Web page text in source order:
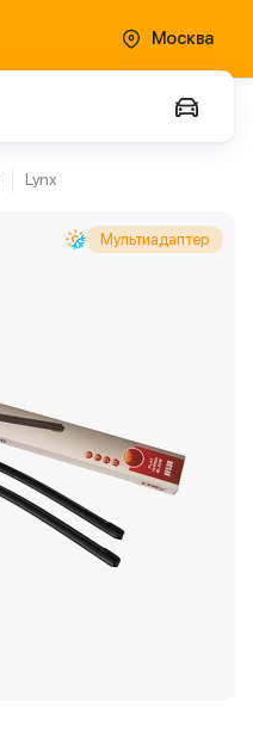
Москва
Lynx
Мультиадаптер